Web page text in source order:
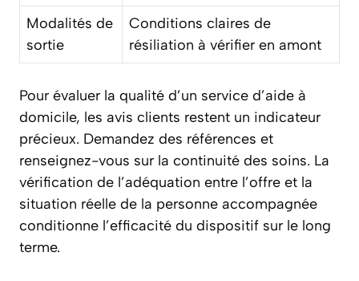
Modalités de
sortie
Conditions claires de
résiliation à vérifier en amont
Pour évaluer la qualité d’un service d’aide à
domicile, les avis clients restent un indicateur
précieux. Demandez des références et
renseignez-vous sur la continuité des soins. La
vérification de l’adéquation entre l’offre et la
situation réelle de la personne accompagnée
conditionne l’efficacité du dispositif sur le long
terme.